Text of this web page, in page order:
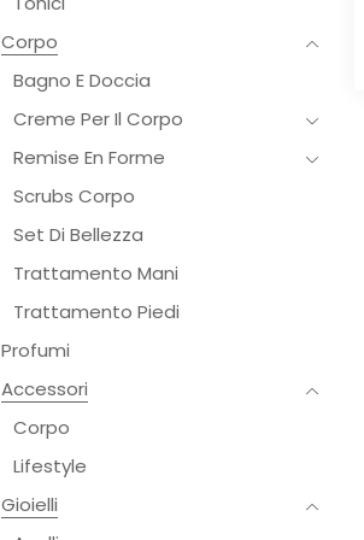
Corpo
Bagno E Doccia
Creme Per Il Corpo
Remise En Forme
Scrubs Corpo
Set Di Bellezza
Trattamento Mani
Trattamento Piedi
Profumi
Accessori
Corpo
Lifestyle
Gioielli